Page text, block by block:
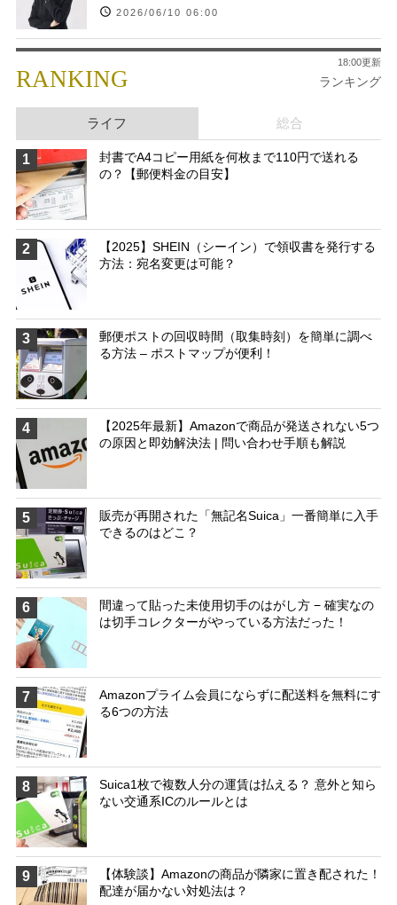
2026/06/10 06:00
RANKING ランキング
18:00更新
ライフ 総合
1
封書でA4コピー用紙を何枚まで110円で送れる
の？【郵便料金の目安】
2
【2025】SHEIN（シーイン）で領収書を発行する
方法：宛名変更は可能？
3
郵便ポストの回収時間（取集時刻）を簡単に調べ
る方法 – ポストマップが便利！
4
【2025年最新】Amazonで商品が発送されない5つ
の原因と即効解決法 | 問い合わせ手順も解説
5
販売が再開された「無記名Suica」一番簡単に入手
できるのはどこ？
6
間違って貼った未使用切手のはがし方 − 確実なの
は切手コレクターがやっている方法だった！
7
Amazonプライム会員にならずに配送料を無料にす
る6つの方法
8
Suica1枚で複数人分の運賃は払える？ 意外と知ら
ない交通系ICのルールとは
9
【体験談】Amazonの商品が隣家に置き配された！
配達が届かない対処法は？